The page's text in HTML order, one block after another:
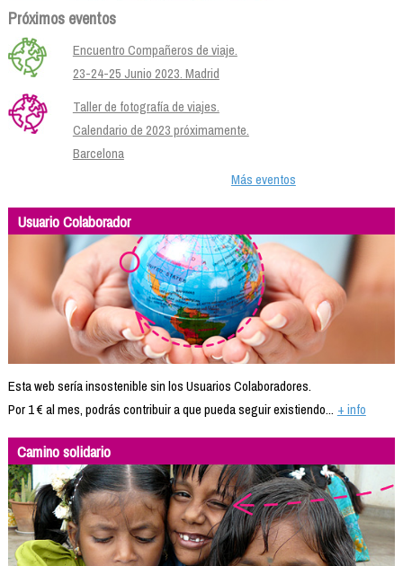
Próximos eventos
Encuentro Compañeros de viaje.
23-24-25 Junio 2023. Madrid
Taller de fotografía de viajes.
Calendario de 2023 próximamente.
Barcelona
Más eventos
Usuario Colaborador
Esta web sería insostenible sin los Usuarios Colaboradores.
Por 1 € al mes, podrás contribuir a que pueda seguir existiendo... + info
Camino solidario